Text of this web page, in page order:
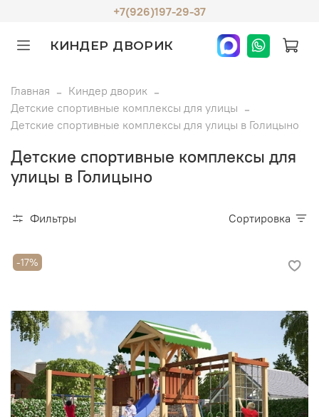
+7(926)197-29-37
КИНДЕР ДВОРИК
Главная
Киндер дворик
Детские спортивные комплексы для улицы
Детские спортивные комплексы для улицы в Голицыно
Детские спортивные комплексы для
улицы в Голицыно
Фильтры Сортировка
-17%